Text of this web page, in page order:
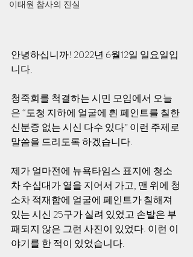
이태원 참사의 진실
안녕하십니까! 2022년 6월12일 일요일입
니다.
청죽회를 척결하는 시민 모임에서 오늘
은 “도청 지하에 얼굴에 흰 페인트를 칠한
신분증 없는 시신 다수 있다” 이런 주제로
말씀을 드리도록 하겠습니다.
제가 얼마전에 뉴욕타임스 표지에 청소
차 수십대가 열을 지어서 가고, 맨 위에 청
소차 적재함에 얼굴에 페인트가 칠해져
있는 시신 25구가 실려 있었고 손발은 부
패되지 않은 그런 사진이 있었다. 이런 이
야기를 한 적이 있었습니다.